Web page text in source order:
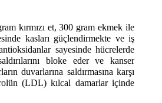
kırmızı et, 300 gram ekmek ile
kasları güçlendirmekte ve iş
sayesinde hücrelerde
bloke eder ve kanser
duvarlarına saldırmasına karşı
(LDL) kılcal damarlar içinde